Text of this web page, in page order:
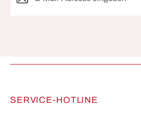
SERVICE-HOTLINE